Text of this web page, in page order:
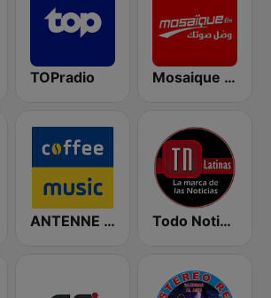
TOPradio Mosaique FM (موزاييك إف إم)
ANTENNE BAYERN Coffee Music Todo Noticias Latinas